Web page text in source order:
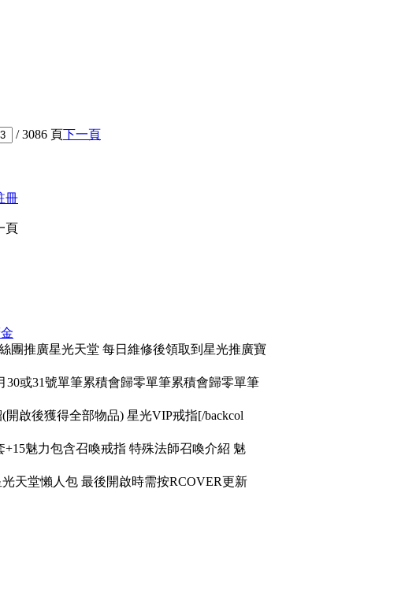
/ 3086 頁下一頁
冊
頁
推廣星光天堂 每日維修後領取到星光推廣寶
或31號單筆累積會歸零單筆累積會歸零單筆
啟後獲得全部物品) 星光VIP戒指[/backcol
魅力包含召喚戒指 特殊法師召喚介紹 魅
天堂懶人包 最後開啟時需按RCOVER更新